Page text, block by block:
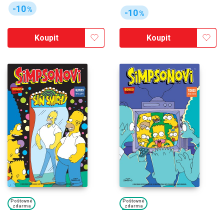
-10%
Koupit
-10%
Koupit
Poštovné
zdarma
Poštovné
zdarma